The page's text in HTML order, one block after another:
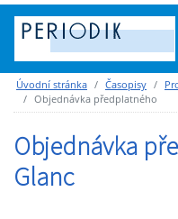
Úvodní stránka Časopisy
Objednávka předplatného
Objednávka
Glanc